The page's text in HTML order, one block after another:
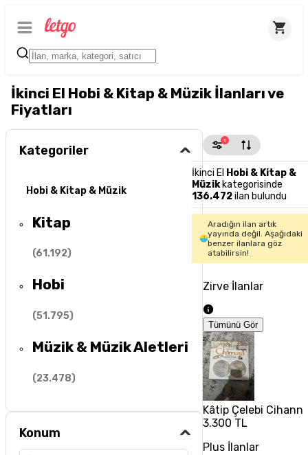
İkinci El Hobi & Kitap & Müzik İlanları ve
Fiyatları
Kategoriler
Hobi & Kitap & Müzik
Kitap
(61.192)
Hobi
(51.795)
Müzik & Müzik Aletleri
(23.478)
Konum
1
İkinci El Hobi & Kitap &
Müzikkategorisinde
136.472ilan bulundu
Aradığın ilan artık
yayında değil. Aşağıdaki
benzer ilanlara göz
atabilirsin!
Zirve İlanlar
Tümünü Gör
Kâtip Çelebi
3.300 TL
Plus İlanlar